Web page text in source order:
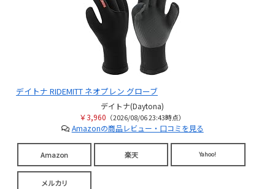
デイトナ RIDEMITT ネオプレン グローブ
デイトナ(Daytona)
￥3,960 （2026/08/06 23:43時点）
Amazonの商品レビュー・口コミを見る
Amazon 楽天 Yahoo!
メルカリ